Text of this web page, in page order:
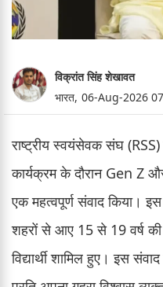
विक्रांत सिंह शेखावत
भारत, 06-Aug-2026
राष्ट्रीय स्वयंसेवक संघ
कार्यक्रम के दौरान Gen
एक महत्वपूर्ण संवाद किया।
शहरों से आए 15 से 19 वर्ष
विद्यार्थी शामिल हुए। इस